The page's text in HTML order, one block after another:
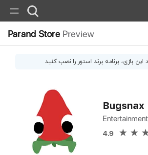
Parand Store Preview
این بازی، برنامه پرند استور را نصب کنید
Bugsnax
Entertainment
4.9